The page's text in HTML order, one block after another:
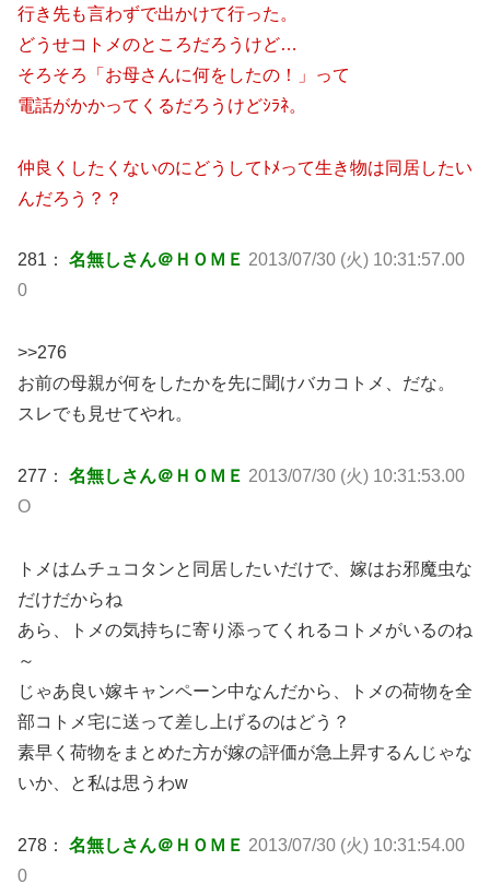
行き先も言わずで出かけて行った。
どうせコトメのところだろうけど…
そろそろ「お母さんに何をしたの！」って
電話がかかってくるだろうけどｼﾗﾈ。
仲良くしたくないのにどうしてﾄﾒって生き物は同居したい
んだろう？？
281： 名無しさん＠ＨＯＭＥ 2013/07/30 (火) 10:31:57.00
0
>>276
お前の母親が何をしたかを先に聞けバカコトメ、だな。
スレでも見せてやれ。
277： 名無しさん＠ＨＯＭＥ 2013/07/30 (火) 10:31:53.00
O
トメはムチュコタンと同居したいだけで、嫁はお邪魔虫な
だけだからね
あら、トメの気持ちに寄り添ってくれるコトメがいるのね
～
じゃあ良い嫁キャンペーン中なんだから、トメの荷物を全
部コトメ宅に送って差し上げるのはどう？
素早く荷物をまとめた方が嫁の評価が急上昇するんじゃな
いか、と私は思うわw
278： 名無しさん＠ＨＯＭＥ 2013/07/30 (火) 10:31:54.00
0